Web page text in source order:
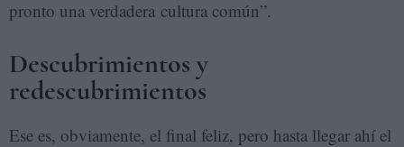
pronto una verdadera cultura común”.
Descubrimientos y
redescubrimientos
Ese es, obviamente, el final feliz, pero hasta llegar ahí el